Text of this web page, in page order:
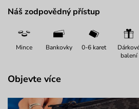
Náš zodpovědný přístup
Mince Bankovky 0-6 karet
balení
Objevte více